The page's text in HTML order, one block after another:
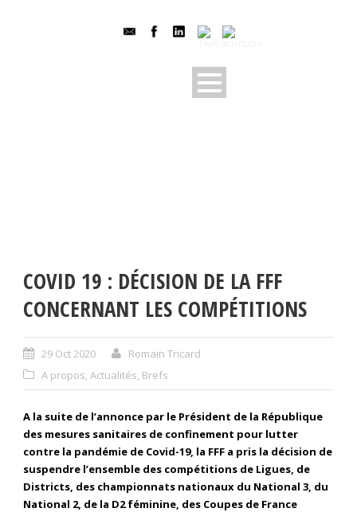
COVID 19 : DÉCISION DE LA FFF
CONCERNANT LES COMPÉTITIONS
29 Oct 2020
Romain Tricard
A propos, Actualités, Brefs
A la suite de l’annonce par le Président de la République
des mesures sanitaires de confinement pour lutter
contre la pandémie de Covid-19, la FFF a pris la décision de
suspendre l’ensemble des compétitions de Ligues, de
Districts, des championnats nationaux du National 3, du
National 2, de la D2 féminine, des Coupes de France